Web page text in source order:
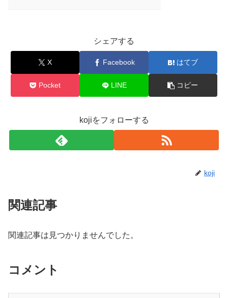
シェアする
X Facebook はてブ
Pocket LINE コピー
kojiをフォローする
koji
関連記事
関連記事は見つかりませんでした。
コメント